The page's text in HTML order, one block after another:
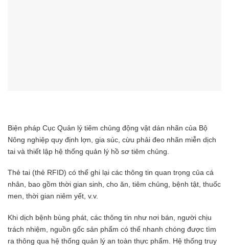
Biện pháp Cục Quản lý tiêm chủng động vật dán nhãn của Bộ
Nông nghiệp quy định lợn, gia súc, cừu phải đeo nhãn miễn dịch
tai và thiết lập hệ thống quản lý hồ sơ tiêm chủng.
Thẻ tai (thẻ RFID) có thể ghi lại các thông tin quan trọng của cá
nhân, bao gồm thời gian sinh, cho ăn, tiêm chủng, bệnh tật, thuốc
men, thời gian niêm yết, v.v.
Khi dịch bệnh bùng phát, các thông tin như nơi bán, người chịu
trách nhiệm, nguồn gốc sản phẩm có thể nhanh chóng được tìm
ra thông qua hệ thống quản lý an toàn thực phẩm. Hệ thống truy